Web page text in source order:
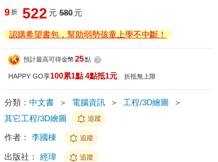
9 折 522 元 580 元
認購希望書包，幫助弱勢孩童上學不中斷！
預計最高可得金幣 25點 ?
HAPPY GO享100累1點 4點抵1元 折抵無上限
分類： 中文書 ＞ 電腦資訊 ＞ 工程/3D繪圖
＞
其它工程/3D繪圖
追蹤
作者： 李國棟 追蹤
出版社： 經瑋 追蹤